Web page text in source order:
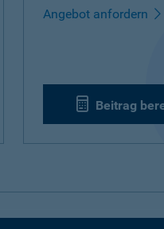
Angebot anfordern
Beitrag